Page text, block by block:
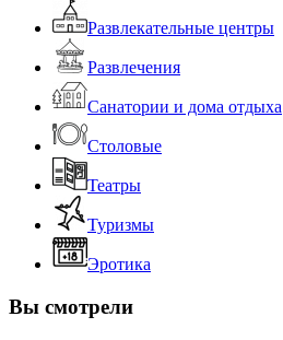
Развлекательные центры
Развлечения
Санатории и дома отдыха
Столовые
Театры
Туризмы
Эротика
Вы смотрели